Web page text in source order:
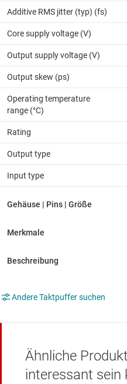
Additive RMS jitter (typ) (fs)
Core supply voltage (V)
Output supply voltage (V)
Output skew (ps)
Operating temperature
range (°C)
Rating
Output type
Input type
Andere Taktpuffer suchen
Ähnliche
interessant sein